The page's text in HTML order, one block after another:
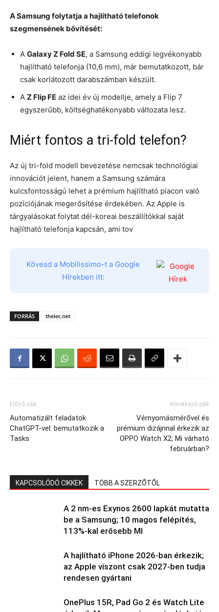
A Samsung folytatja a hajlítható telefonok
szegmensének bővítését:
A Galaxy Z Fold SE, a Samsung eddigi legvékonyabb
hajlítható telefonja (10,6 mm), már bemutatkozott, bár
csak korlátozott darabszámban készült.
A Z Flip FE az idei év új modellje, amely a Flip 7
egyszerűbb, költséghatékonyabb változata lesz.
Miért fontos a tri-fold telefon?
Az új tri-fold modell bevezetése nemcsak technológiai
innovációt jelent, hanem a Samsung számára
kulcsfontosságú lehet a prémium hajlítható piacon való
pozíciójának megerősítése érdekében. Az Apple is
tárgyalásokat folytat dél-koreai beszállítókkal saját
hajlítható telefonja kapcsán, ami tov
Kövesd a Mobilissimo-t a Google
Hírekben itt:
FORRÁS thelec.net
Előző cikk
Automatizált feladatok
ChatGPT-vel: bemutatkozik a
Tasks
Következő cikk
Vérnyomásmérővel és
prémium dizájnnal érkezik az
OPPO Watch X2; Mi várható
februárban?
KAPCSOLÓDÓ CIKKEK TÖBB A SZERZŐTŐL
A 2 nm-es Exynos 2600 lapkát mutatta
be a Samsung; 10 magos felépítés,
113%-kal erősebb MI
A hajlítható iPhone 2026-ban érkezik;
az Apple viszont csak 2027-ben tudja
rendesen gyártani
OnePlus 15R, Pad Go 2 és Watch Lite